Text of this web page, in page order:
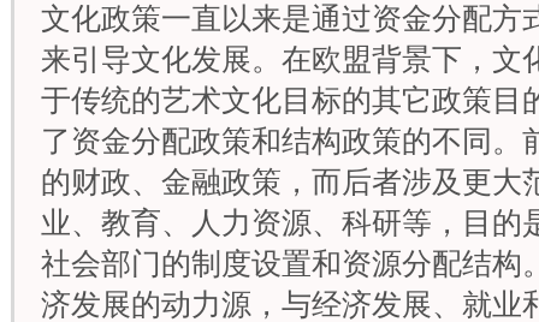
文化政策一直以来是通过资金分配方
来引导文化发展。在欧盟背景下，文
于传统的艺术文化目标的其它政策目
了资金分配政策和结构政策的不同。
的财政、金融政策，而后者涉及更大
业、教育、人力资源、科研等，目的
社会部门的制度设置和资源分配结构
济发展的动力源，与经济发展、就业